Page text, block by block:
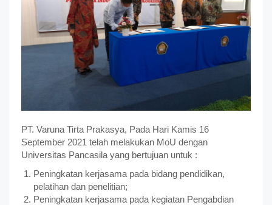
PT. Varuna Tirta Prakasya, Pada Hari Kamis 16
September 2021 telah melakukan MoU dengan
Universitas Pancasila yang bertujuan untuk :
Peningkatan kerjasama pada bidang pendidikan,
pelatihan dan penelitian;
Peningkatan kerjasama pada kegiatan Pengabdian